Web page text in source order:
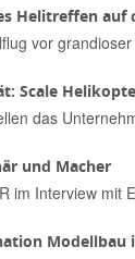
Helitreffen auf
vor
Scale
das
und Macher
im Interview mit
Modellbau